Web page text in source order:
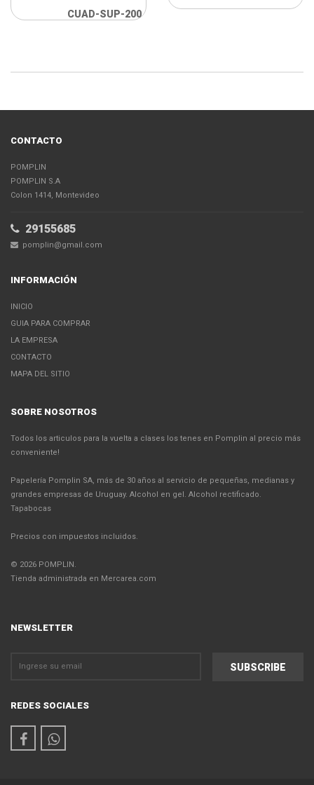
CUAD-SUP-200
CONTACTO
POMPLIN
POMPLIN S.A
Colon 1414, Montevideo
29155685
pomplin@gmail.com
INFORMACIÓN
INICIO
GUIA PARA COMPRAR
LA EMPRESA
CONTACTO
MAPA DEL SITIO
SOBRE NOSOTROS
Todos los articulos para la vuelta a clases los tenes en Pomplin al precio más
conveniente!
Papelería Pomplin SA, más de 30 años al servicio de pequeñas, medianas y
grandes empresas de Uruguay. Alcohol en gel. Alcohol rectificado.
Tapabocas
Precios con impuestos incluidos.
© 2026 POMPLIN.
Tienda administrada en Mercarea.com
NEWSLETTER
REDES SOCIALES